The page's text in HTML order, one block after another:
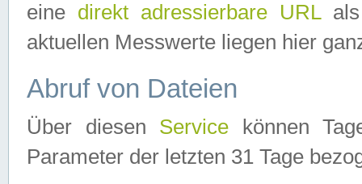
eine direkt adressierbare URLals
aktuellen Messwerte liegen hier
Abruf von Dateien
Über diesen Service können
Parameter der letzten 31 Tage